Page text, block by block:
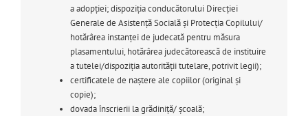
a adopției; dispoziția conducătorului Direcției
Generale de Asistență Socială și Protecția Copilului/
hotărârea instanței de judecată pentru măsura
plasamentului, hotărârea judecătorească de instituire
a tutelei/dispoziția autorității tutelare, potrivit legii);
certificatele de naștere ale copiilor (original și
copie);
dovada înscrierii la grădiniță/ școală;